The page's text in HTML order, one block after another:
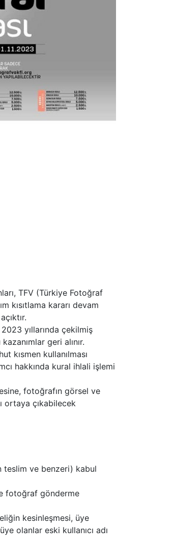
TFV (Türkiye Fotoğraf
kısıtlama kararı devam
yıllarında çekilmiş
geri alınır.
kısmen kullanılması
hakkında kural ihlali işlemi
fotoğrafın görsel ve
ortaya çıkabilecek
teslim ve benzeri) kabul
fotoğraf gönderme
kesinleşmesi, üye
olanlar eski kullanıcı adı